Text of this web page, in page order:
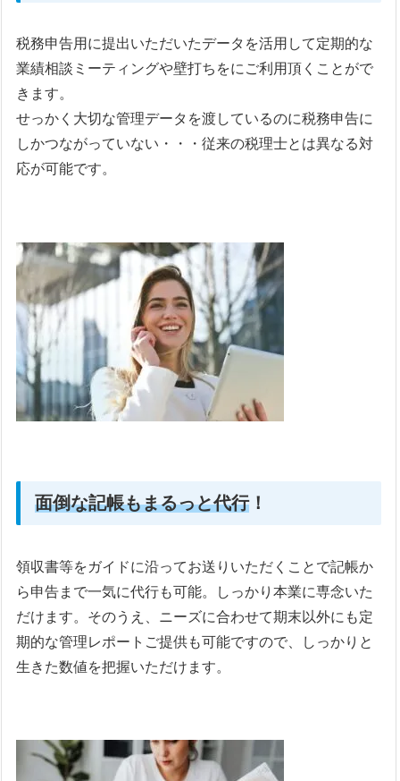
税務申告用に提出いただいたデータを活用して定期的な
業績相談ミーティングや壁打ちをにご利用頂くことがで
きます。
せっかく大切な管理データを渡しているのに税務申告に
しかつながっていない・・・従来の税理士とは異なる対
応が可能です。
面倒な記帳もまるっと代行！
領収書等をガイドに沿ってお送りいただくことで記帳か
ら申告まで一気に代行も可能。しっかり本業に専念いた
だけます。そのうえ、ニーズに合わせて期末以外にも定
期的な管理レポートご提供も可能ですので、しっかりと
生きた数値を把握いただけます。